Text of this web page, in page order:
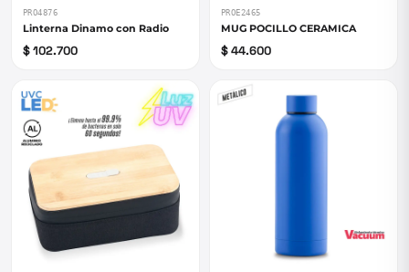
PRO4876
Linterna Dinamo con Radio
$ 102.700
PROE2465
MUG POCILLO CERAMICA
$ 44.600